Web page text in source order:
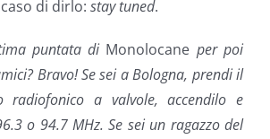
di dirlo: stay tuned.
puntata di Monolocane per poi
Bravo! Se sei a Bologna, prendi il
radiofonico a valvole, accendilo e
o 94.7 MHz. Se sei un ragazzo del